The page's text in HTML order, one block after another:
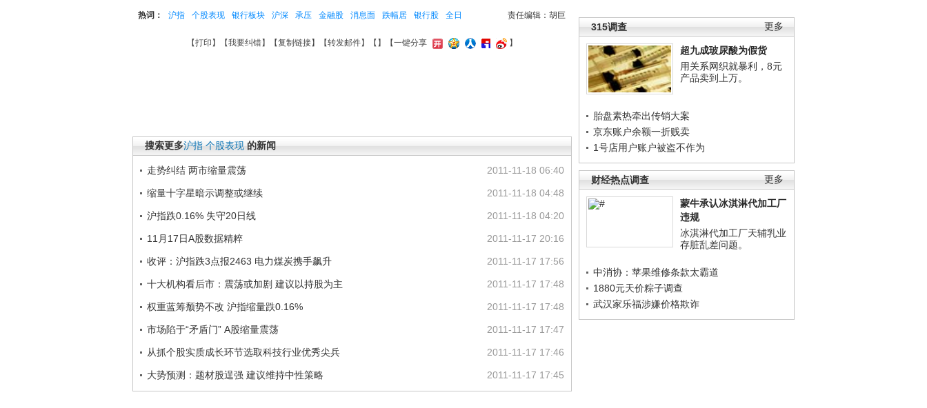
更多
315调查
超九成玻尿酸为假货
用关系网织就暴利，8元
产品卖到上万。
胎盘素热牵出传销大案
京东账户余额一折贱卖
1号店用户账户被盗不作为
更多
财经热点调查
蒙牛承认冰淇淋代加工厂
违规
冰淇淋代加工厂天辅乳业
存脏乱差问题。
中消协：苹果维修条款太霸道
1880元天价粽子调查
武汉家乐福涉嫌价格欺诈
责任编辑：胡巨
热词： 沪指 个股表现 银行板块 沪深 承压 金融股 消息面 跌幅居 银行股 全日
【打印 】【我要纠错】【复制链接】【转发邮件】【 】 【一键分享 】
搜索更多沪指 个股表现 的新闻
2011-11-18 06:40
走势纠结 两市缩量震荡
2011-11-18 04:48
缩量十字星暗示调整或继续
2011-11-18 04:20
沪指跌0.16% 失守20日线
2011-11-17 20:16
11月17日A股数据精粹
2011-11-17 17:56
收评：沪指跌3点报2463 电力煤炭携手飙升
2011-11-17 17:48
十大机构看后市：震荡或加剧 建议以持股为主
2011-11-17 17:48
权重蓝筹颓势不改 沪指缩量跌0.16%
2011-11-17 17:47
市场陷于“矛盾门” A股缩量震荡
2011-11-17 17:46
从抓个股实质成长环节选取科技行业优秀尖兵
2011-11-17 17:45
大势预测：题材股逞强 建议维持中性策略